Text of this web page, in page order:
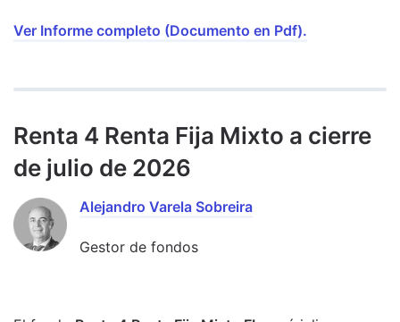
Ver Informe completo (Documento en Pdf).
Renta 4 Renta Fija Mixto a cierre
de julio de 2026
Alejandro Varela Sobreira
Gestor de fondos